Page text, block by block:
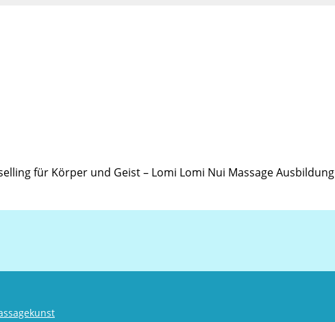
für Körper und Geist – Lomi Lomi Nui Massage Ausbildung